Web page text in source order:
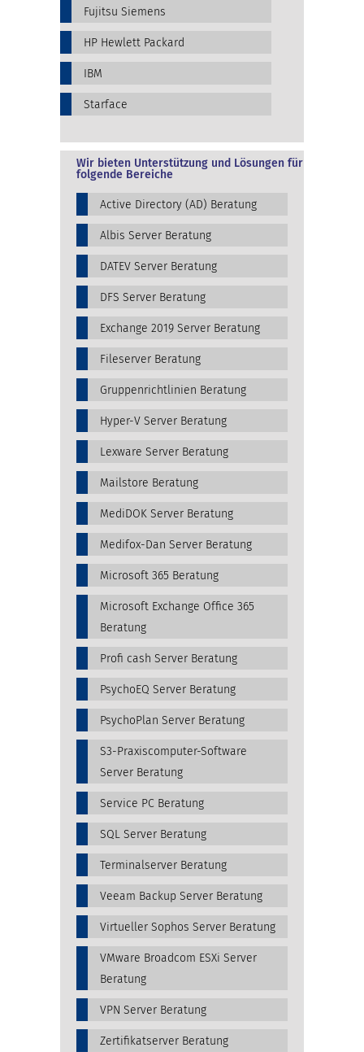
Fujitsu Siemens
HP Hewlett Packard
IBM
Starface
Wir bieten Unterstützung und Lösungen für
folgende Bereiche
Active Directory (AD) Beratung
Albis Server Beratung
DATEV Server Beratung
DFS Server Beratung
Exchange 2019 Server Beratung
Fileserver Beratung
Gruppenrichtlinien Beratung
Hyper-V Server Beratung
Lexware Server Beratung
Mailstore Beratung
MediDOK Server Beratung
Medifox-Dan Server Beratung
Microsoft 365 Beratung
Microsoft Exchange Office 365
Beratung
Profi cash Server Beratung
PsychoEQ Server Beratung
PsychoPlan Server Beratung
S3-Praxiscomputer-Software
Server Beratung
Service PC Beratung
SQL Server Beratung
Terminalserver Beratung
Veeam Backup Server Beratung
Virtueller Sophos Server Beratung
VMware Broadcom ESXi Server
Beratung
VPN Server Beratung
Zertifikatserver Beratung